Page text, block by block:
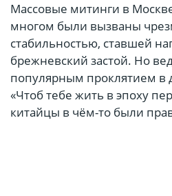
Массовые митинги в
многом были вызваны
стабильностью, ставшей
брежневский застой. Но
популярным проклятием в
«Чтоб тебе жить в эпоху
китайцы в чём-то были